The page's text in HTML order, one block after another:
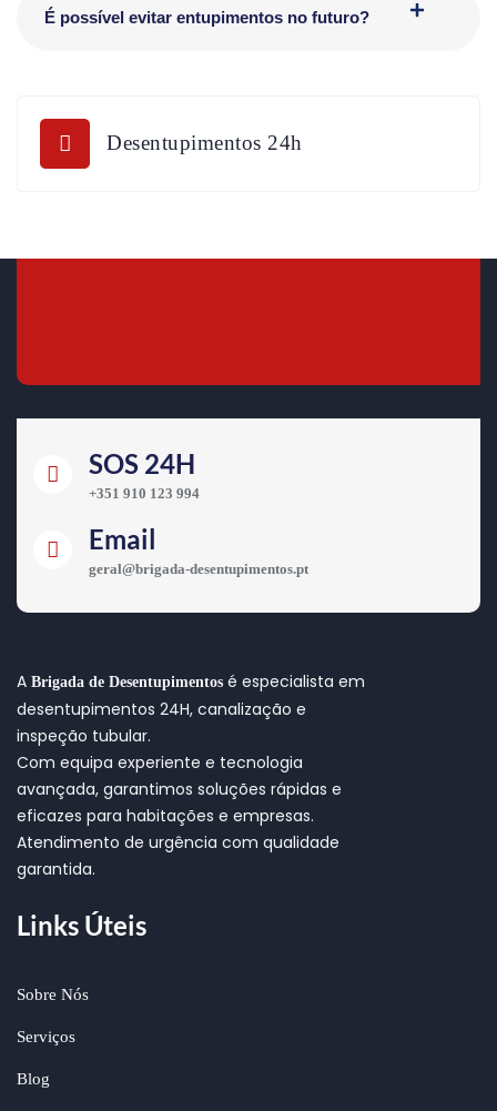
É possível evitar entupimentos no futuro?
Desentupimentos 24h
SOS 24H
+351 910 123 994
Email
geral@brigada-desentupimentos.pt
A Brigada de Desentupimentos é especialista em
desentupimentos 24H, canalização e
inspeção tubular.
Com equipa experiente e tecnologia
avançada, garantimos soluções rápidas e
eficazes para habitações e empresas.
Atendimento de urgência com qualidade
garantida.
Links Úteis
Sobre Nós
Serviços
Blog